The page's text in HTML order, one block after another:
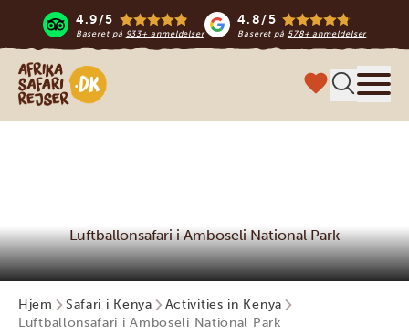
4.9/5
Baseret på 933+ anmeldelser
4.8/5
Baseret på 578+ anmeldelser
Safari-rejser i Afrika
Luftballonsafari i Amboseli National Park
Hjem Safari i Kenya
Activities in Kenya
Luftballonsafari i Amboseli National Park